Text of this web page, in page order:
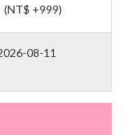
(NT$ +999)
08-11